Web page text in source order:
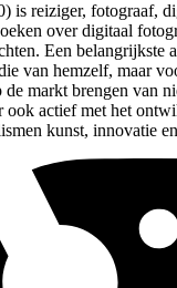
is reiziger, fotograaf,
over digitaal
Een belangrijkste
van hemzelf, maar
de markt brengen van
ook actief met het
kunst, innovatie